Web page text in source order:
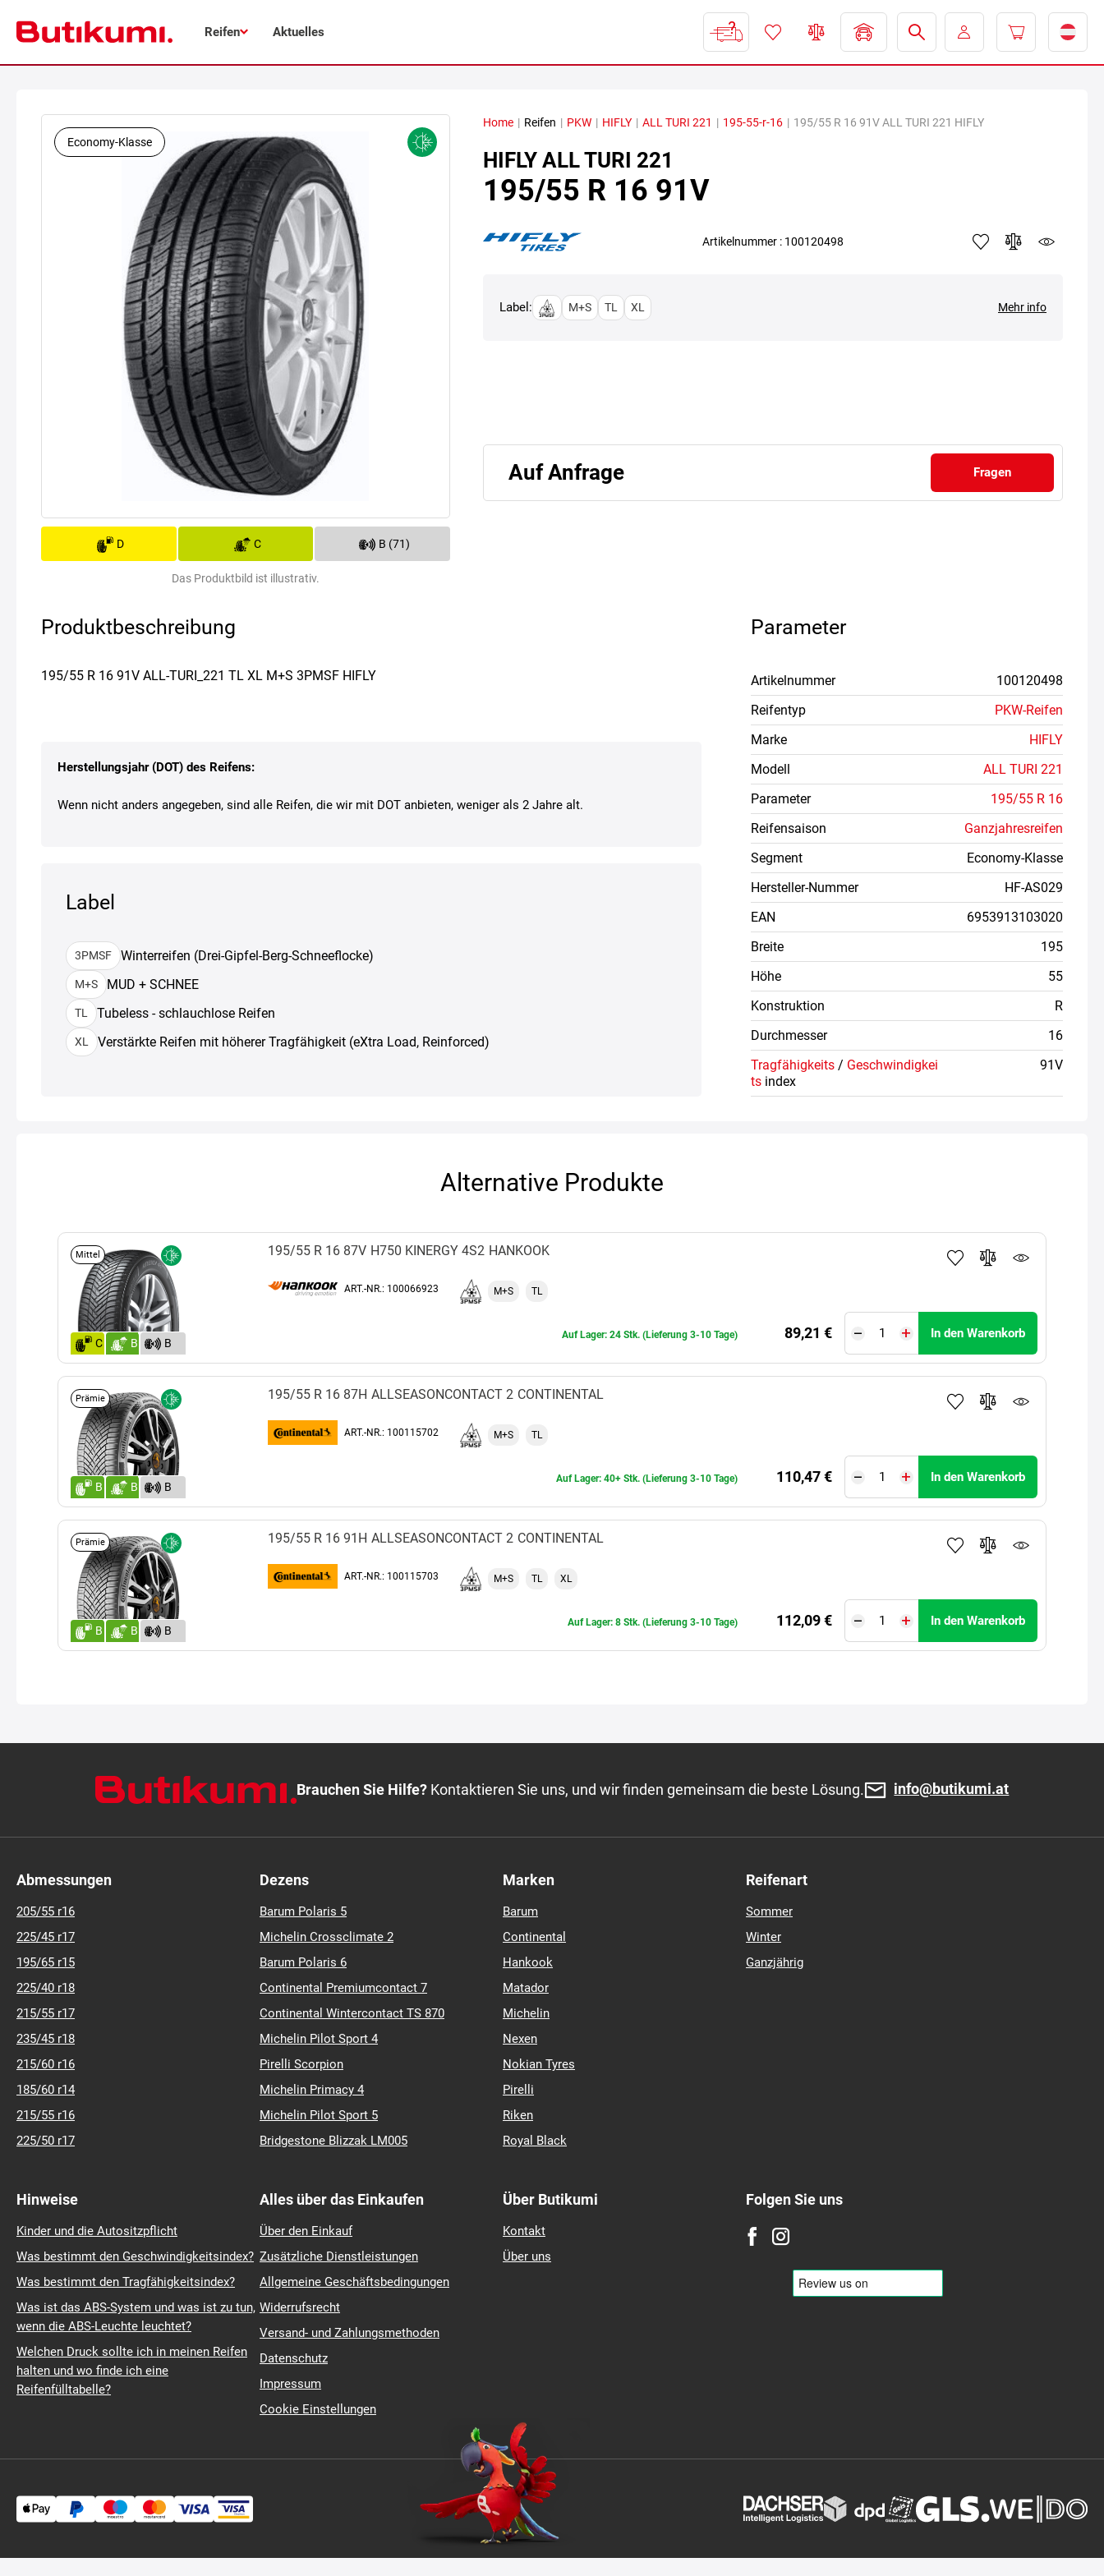
Reifen Aktuelles
Economy-Klasse
D C B (71)
Das Produktbild ist illustrativ.
Home | Reifen | PKW | HIFLY | ALL TURI 221 | 195-55-r-16 | 195/55 R 16 91V ALL TURI 221 HIFLY
HIFLY ALL TURI 221
195/55 R 16 91V
Artikelnummer : 100120498
Label: M+S TL XL Mehr info
Auf Anfrage Fragen
Produktbeschreibung
195/55 R 16 91V ALL-TURI_221 TL XL M+S 3PMSF HIFLY
Herstellungsjahr (DOT) des Reifens:
Wenn nicht anders angegeben, sind alle Reifen, die wir mit DOT anbieten, weniger als 2 Jahre alt.
Label
3PMSF Winterreifen (Drei-Gipfel-Berg-Schneeflocke)
M+S MUD + SCHNEE
TL Tubeless - schlauchlose Reifen
XL Verstärkte Reifen mit höherer Tragfähigkeit (eXtra Load, Reinforced)
Parameter
Artikelnummer
100120498
Reifentyp
PKW-Reifen
Marke
HIFLY
Modell
ALL TURI 221
Parameter
195/55 R 16
Reifensaison
Ganzjahresreifen
Segment
Economy-Klasse
Hersteller-Nummer
HF-AS029
EAN
6953913103020
Breite
195
Höhe
55
Konstruktion
R
Durchmesser
16
Tragfähigkeits / Geschwindigkei
ts index
91V
Alternative Produkte
Mittel
C B
B
(72)
HANKOOK
H750 KINERGY 4S2
195/55 R 16 87V
ART.-NR.: 100066923 M+S TL
89,21 €
Auf Lager: 24 Stk. (Lieferung 3-10 Tage) In den Warenkorb
Prämie
B B
B
(71)
CONTINENTAL
ALLSEASONCONTACT 2
195/55 R 16 87H
ART.-NR.: 100115702 M+S TL
110,47 €
Auf Lager: 40+ Stk. (Lieferung 3-10 Tage) In den Warenkorb
Prämie
B B
B
(71)
CONTINENTAL
ALLSEASONCONTACT 2
195/55 R 16 91H
ART.-NR.: 100115703 M+S TL XL
112,09 €
Auf Lager: 8 Stk. (Lieferung 3-10 Tage) In den Warenkorb
Brauchen Sie Hilfe? Kontaktieren Sie uns, und wir finden gemeinsam die beste Lösung. info@butikumi.at
Abmessungen
205/55 r16
225/45 r17
195/65 r15
225/40 r18
215/55 r17
235/45 r18
215/60 r16
185/60 r14
215/55 r16
225/50 r17
Dezens
Barum Polaris 5
Michelin Crossclimate 2
Barum Polaris 6
Continental Premiumcontact 7
Continental Wintercontact TS 870
Michelin Pilot Sport 4
Pirelli Scorpion
Michelin Primacy 4
Michelin Pilot Sport 5
Bridgestone Blizzak LM005
Marken
Barum
Continental
Hankook
Matador
Michelin
Nexen
Nokian Tyres
Pirelli
Riken
Royal Black
Reifenart
Sommer
Winter
Ganzjährig
Hinweise
Kinder und die Autositzpflicht
Was bestimmt den Geschwindigkeitsindex?
Was bestimmt den Tragfähigkeitsindex?
Was ist das ABS-System und was ist zu tun,
wenn die ABS-Leuchte leuchtet?
Welchen Druck sollte ich in meinen Reifen
halten und wo finde ich eine
Reifenfülltabelle?
Alles über das Einkaufen
Über den Einkauf
Zusätzliche Dienstleistungen
Allgemeine Geschäftsbedingungen
Widerrufsrecht
Versand- und Zahlungsmethoden
Datenschutz
Impressum
Cookie Einstellungen
Über Butikumi
Kontakt
Über uns
Folgen Sie uns